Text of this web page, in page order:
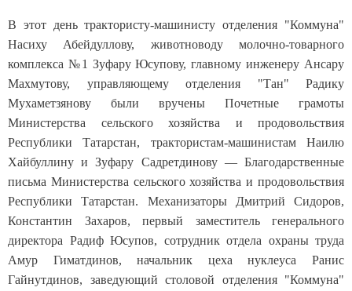
В этот день трактористу-машинисту отделения "Коммуна"
Насиху Абейдуллову, животноводу молочно-товарного
комплекса №1 Зуфару Юсупову, главному инженеру Ансару
Махмутову, управляющему отделения "Тан" Радику
Мухаметзянову были вручены Почетные грамоты
Министерства сельского хозяйства и продовольствия
Республики Татарстан, трактористам-машинистам Наилю
Хайбуллину и Зуфару Садретдинову — Благодарственные
письма Министерства сельского хозяйства и продовольствия
Республики Татарстан. Механизаторы Дмитрий Сидоров,
Константин Захаров, первый заместитель генерального
директора Радиф Юсупов, сотрудник отдела охраны труда
Амур Гиматдинов, начальник цеха нуклеуса Ранис
Гайнутдинов, заведующий столовой отделения "Коммуна"